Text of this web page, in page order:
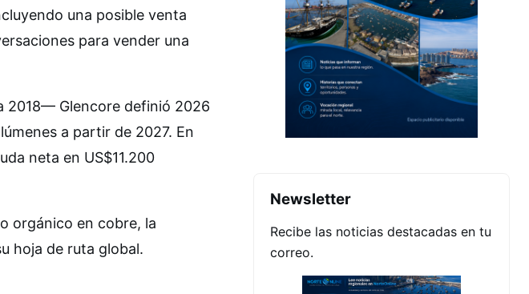
una posible venta
para vender una
2018— Glencore definió 2026
a partir de 2027. En
neta en US$11.200
orgánico en cobre, la
hoja de ruta global.
Newsletter
Recibe las noticias destacadas en tu
correo.